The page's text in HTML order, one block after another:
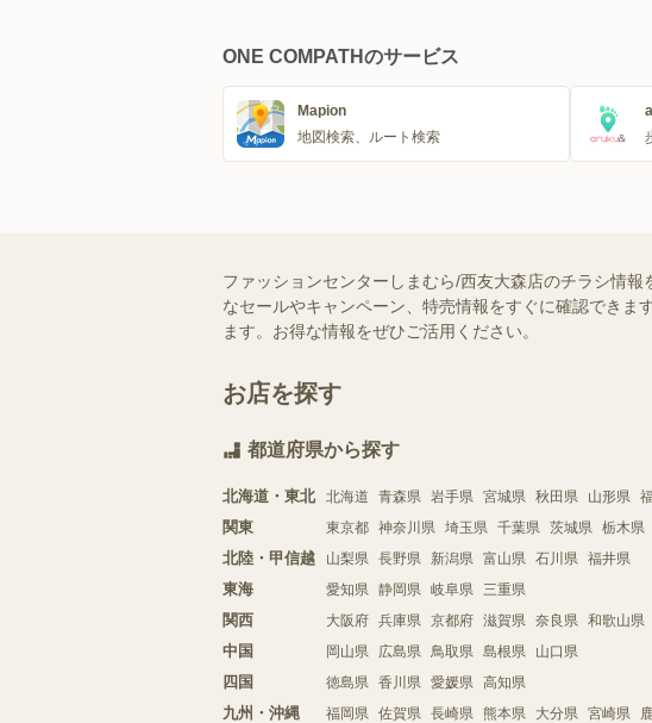
ONE COMPATHのサービス
Mapion
地図検索、ルート検索
ファッションセンターしまむら/西友大森店のチラシ情
なセールやキャンペーン、特売情報をすぐに確認でき
ます。お得な情報をぜひご活用ください。
お店を探す
都道府県から探す
北海道・東北 北海道 青森県 岩手県 宮城県 秋田県 山形県
関東 東京都 神奈川県 埼玉県 千葉県 茨城県 栃木県
北陸・甲信越 山梨県 長野県 新潟県 富山県 石川県 福井県
東海 愛知県 静岡県 岐阜県 三重県
関西 大阪府 兵庫県 京都府 滋賀県 奈良県 和歌山県
中国 岡山県 広島県 鳥取県 島根県 山口県
四国 徳島県 香川県 愛媛県 高知県
九州・沖縄 福岡県 佐賀県 長崎県 熊本県 大分県 宮崎県